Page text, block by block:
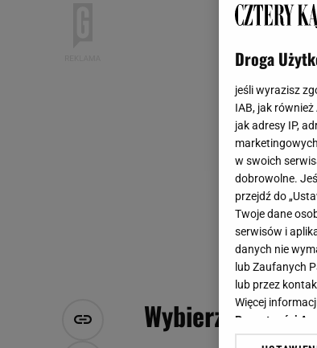
Wybierz
Droga
jeśli wyrazisz
IAB, jak
jak adresy IP,
w swoich
dobrowolne.
przejdź do
Twoje dane
serwisów i
danych nie
lub Zaufanych
lub przez
Więcej
Prywatności